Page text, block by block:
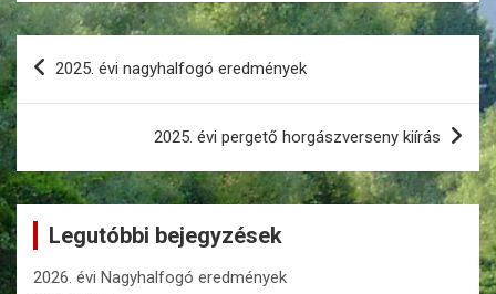
Bejegyzés
navigáció
2025. évi nagyhalfogó eredmények
2025. évi pergető horgászverseny kiírás
Legutóbbi bejegyzések
2026. évi Nagyhalfogó eredmények